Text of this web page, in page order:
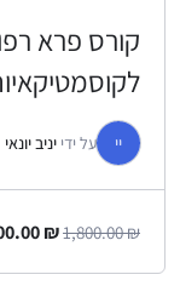
קורס פרא
יי על ידי יניב יונאי
1,800.00₪
₪